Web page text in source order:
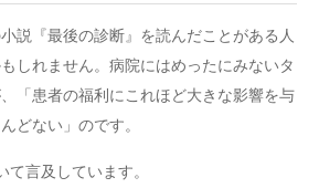
説『最後の診断』を読んだことがある人
しれません。病院にはめったにみないタ
「患者の福利にこれほど大きな影響を与
どない」のです。
て言及しています。